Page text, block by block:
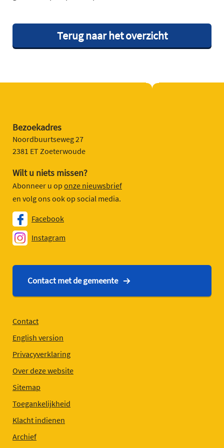
Terug naar het overzicht
Bezoekadres
Noordbuurtseweg 27
2381 ET Zoeterwoude
Wilt u niets missen?
Abonneer u op onze nieuwsbrief
en volg ons ook op social media.
Facebook
Instagram
Contact met de gemeente
Contact
English version
Privacyverklaring
Over deze website
Sitemap
Toegankelijkheid
Klacht indienen
Archief